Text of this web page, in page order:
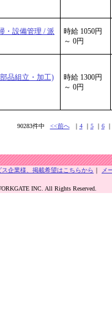
・設備管理 / 派
時給 1050円
～ 0円
品組立・加工)
時給 1300円
～ 0円
90283件中 <<前へ｜ 4｜ 5｜ 6｜
ス企業様、掲載希望はこちらから ｜
メ
INC. All Rights Reserved.